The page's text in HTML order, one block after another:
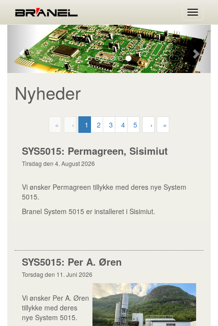
Menu
Forrige
Nyheder
« ‹ 1 2 3 4 5 › »
SYS5015: Permagreen, Sisimiut
Tirsdag den 4. August 2026
Vi ønsker Permagreen tillykke med deres nye System
5015.
Branel System 5015 er installeret i Sisimiut.
SYS5015: Per A. Øren
Torsdag den 11. Juni 2026
Vi ønsker Per A. Øren
tillykke med deres
nye System 5015.